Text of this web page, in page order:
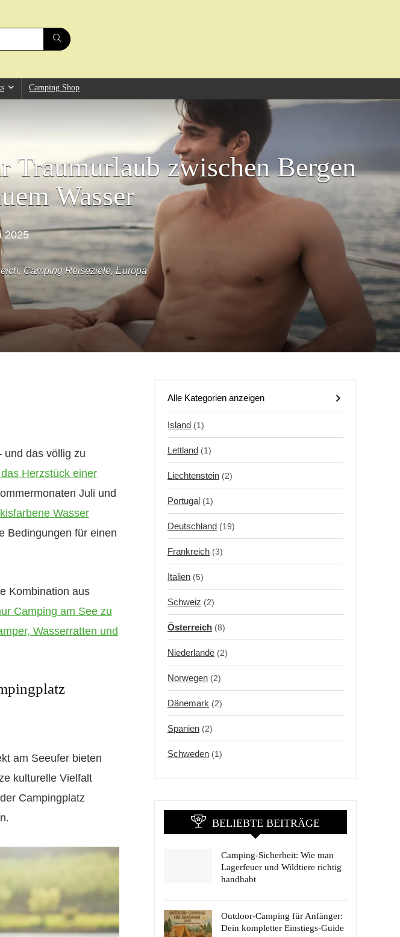
Camping Shop
Traumurlaub zwischen Bergen
Wasser
2025
,Camping Reiseziele,Europa
und das völlig zu
Herzstück einer
Juli und
Wasser
Bedingungen für einen
Kombination aus
Camping am See zu
Wasserratten und
am Seeufer bieten
kulturelle Vielfalt
Campingplatz
Alle Kategorien anzeigen
Island (1)
Lettland (1)
Liechtenstein (2)
Portugal (1)
Deutschland (19)
Frankreich (3)
Italien (5)
Schweiz (2)
Österreich (8)
Niederlande (2)
Norwegen (2)
Dänemark (2)
Spanien (2)
Schweden (1)
BELIEBTE BEITRÄGE
Camping-Sicherheit: Wie man
Lagerfeuer und Wildtiere richtig
handhabt
Outdoor-Camping für Anfänger:
Dein kompletter Einstiegs-Guide